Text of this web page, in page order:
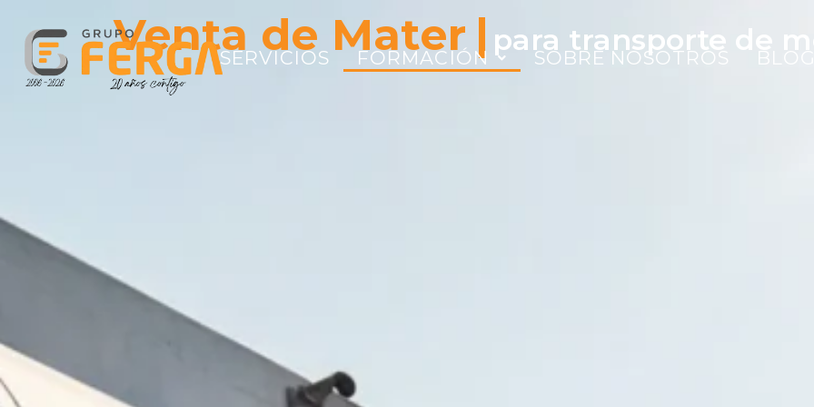
SERVICIOS FORMACIÓN SOBRE NOSOTROS BLOG
Consej | de mercancías peligrosas por